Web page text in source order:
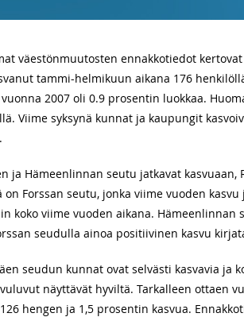
väestönmuutosten ennakkotiedot
tammi-helmikuun aikana 176
2007 oli 0.9 prosentin luokkaa.
Viime syksynä kunnat ja kaupungit
ja Hämeenlinnan seutu jatkavat
on Forssan seutu, jonka viime vuoden
koko viime vuoden aikana.
seudulla ainoa positiivinen kasvu
seudun kunnat ovat selvästi kasvavia
näyttävät hyviltä. Tarkalleen ottaen
hengen ja 1,5 prosentin kasvua.